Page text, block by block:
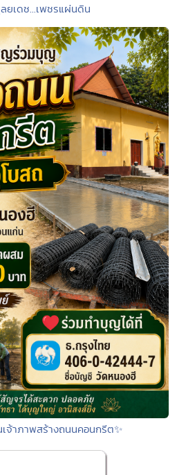
ยเดช...เพชรแผ่นดิน
จ้าภาพสร้างถนนคอนกรีต✨